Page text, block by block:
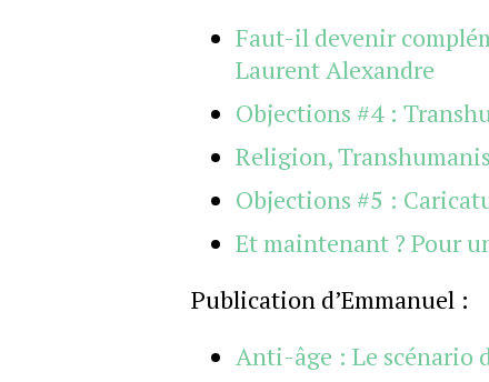
Faut-il devenir
Laurent Alexandre
Objections #4 :
Religion,
Objections #5 :
Et maintenant ? Pour
Publication d’Emmanuel :
Anti-âge : Le scénario